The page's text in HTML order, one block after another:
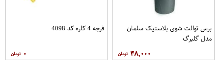
برس توالت شوی پلاستیک سلمان
مدل گلبرگ
۴۸,۰۰۰
فرچه 4 کاره کد 4098
۰